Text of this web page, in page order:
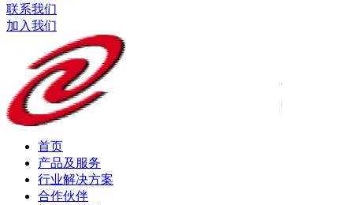
联系我们
加入我们
首页
产品及服务
行业解决方案
合作伙伴